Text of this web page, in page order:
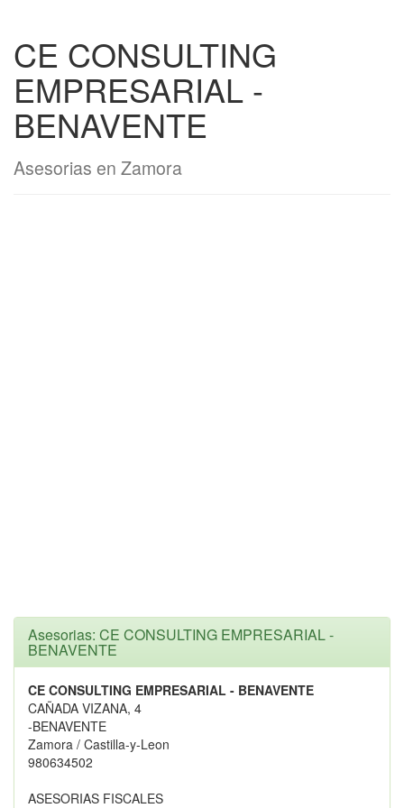
CE CONSULTING
EMPRESARIAL -
BENAVENTE
Asesorias en Zamora
Asesorias: CE CONSULTING EMPRESARIAL -
BENAVENTE
CE CONSULTING EMPRESARIAL - BENAVENTE
CAÑADA VIZANA, 4
-BENAVENTE
Zamora / Castilla-y-Leon
980634502
ASESORIAS FISCALES